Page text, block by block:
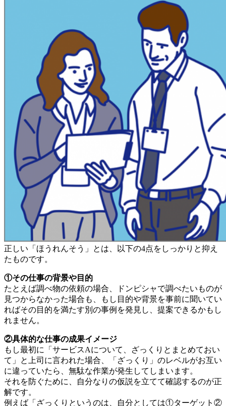
正しい「ほうれんそう」とは、以下の4点をしっかりと抑え
たものです。
①その仕事の背景や目的
たとえば調べ物の依頼の場合、ドンピシャで調べたいものが
見つからなかった場合も、もし目的や背景を事前に聞いてい
ればその目的を満たす別の事例を発見し、提案できるかもし
れません。
②具体的な仕事の成果イメージ
もし最初に「サービスAについて、ざっくりとまとめておい
て」と上司に言われた場合、「ざっくり」のレベルがお互い
に違っていたら、無駄な作業が発生してしまいます。
それを防ぐために、自分なりの仮説を立てて確認するのが正
解です。
例えば「ざっくりというのは、自分としては①ターゲット②